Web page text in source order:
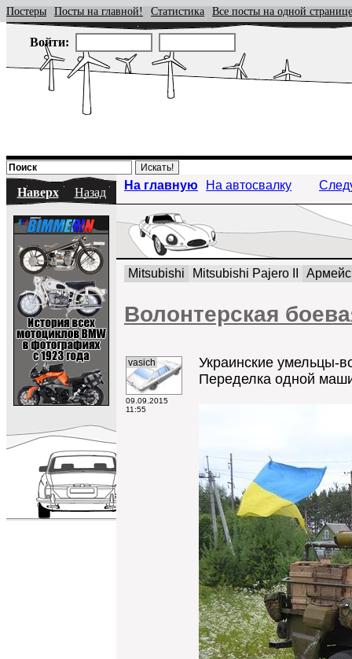
Постеры Посты на главной! Статистика Все посты на одной странице
Войти:
Наверх Назад
На главную На автосвалку
Mitsubishi Mitsubishi Pajero II
Волонтерская
vasich
09.09.2015
11:55
Украинские умельцы-
Переделка одной